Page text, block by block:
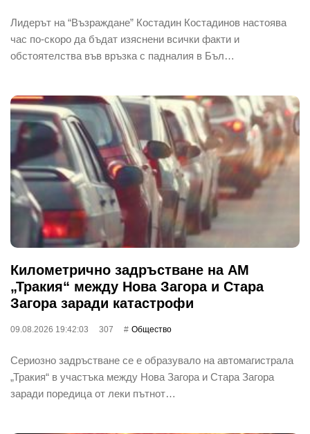
Лидерът на “Възраждане” Костадин Костадинов настоява
час по-скоро да бъдат изяснени всички факти и
обстоятелства във връзка с падналия в Бъл…
Километрично задръстване на АМ
„Тракия“ между Нова Загора и Стара
Загора заради катастрофи
09.08.2026 19:42:03 307 Общество
Сериозно задръстване се е образувало на автомагистрала
„Тракия“ в участъка между Нова Загора и Стара Загора
заради поредица от леки пътнот…